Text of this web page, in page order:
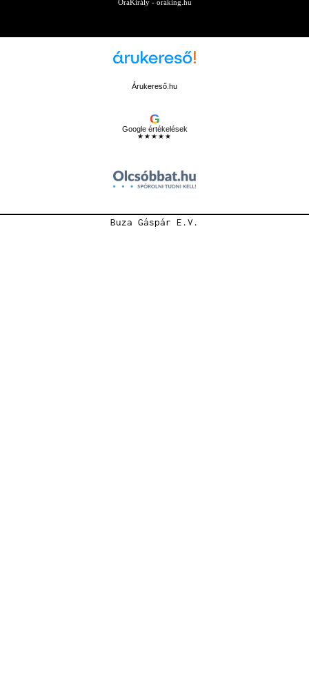
ÓraKirály - oraking.hu
Árukereső.hu
G
Google értékelések
★★★★★
Buza Gáspár E.V.